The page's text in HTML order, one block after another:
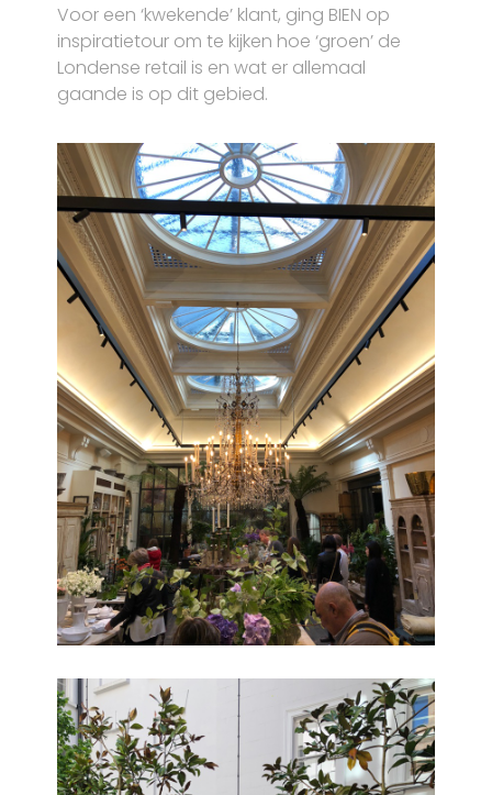
Voor een ‘kwekende’ klant, ging BIEN op
inspiratietour om te kijken hoe ‘groen’ de
Londense retail is en wat er allemaal
gaande is op dit gebied.